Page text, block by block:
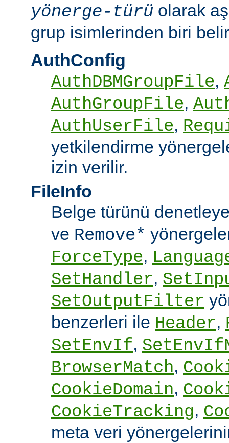
yönerge-türü olarak
grup isimlerinden biri
AuthConfig
AuthDBMGroupFile,
AuthGroupFile,
AuthUserFile,
yetkilendirme
izin verilir.
FileInfo
Belge türünü
ve Remove*
ForceType,
SetHandler,
SetOutputFilter
benzerleri ile Header,
SetEnvIf,
BrowserMatch,
CookieDomain,
CookieTracking,
meta veri